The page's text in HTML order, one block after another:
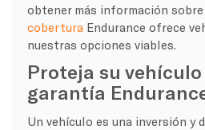
obtener más información sobre
cobertura Endurance ofrece
nuestras opciones viables.
Proteja su
garantía
Un vehículo es una inversión y